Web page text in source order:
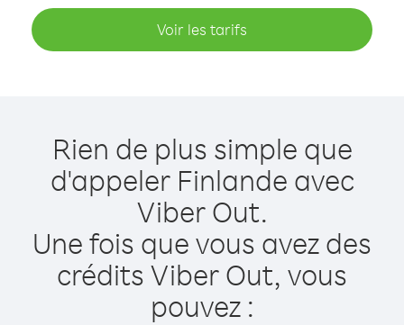
Voir les tarifs
Rien de plus simple que
d'appeler Finlande avec
Viber Out.
Une fois que vous avez des
crédits Viber Out, vous
pouvez :